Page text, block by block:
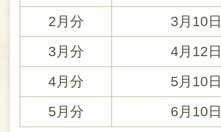
2月分
3月10
3月分
4月12
4月分
5月10
5月分
6月10